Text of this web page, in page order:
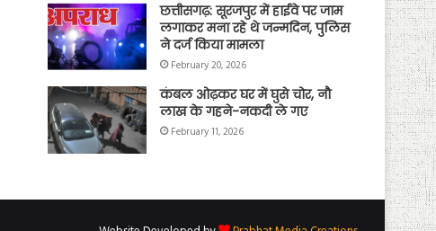
छत्तीसगढ़: सूरजपुर में हाईवे पर जाम
लगाकर मना रहे थे जन्मदिन, पुलिस
ने दर्ज किया मामला
February 20, 2026
कंबल ओढ़कर घर में घुसे चोर, नौ
लाख के गहने-नकदी ले गए
February 11, 2026